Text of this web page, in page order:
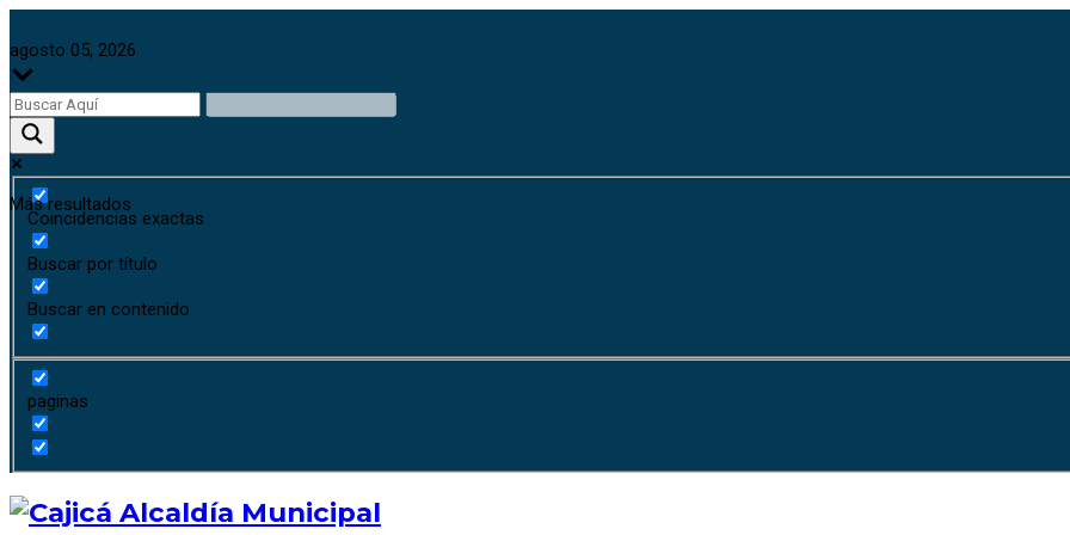
agosto 05, 2026
Más resultados
Coincidencias exactas
Buscar por título
Buscar en contenido
paginas